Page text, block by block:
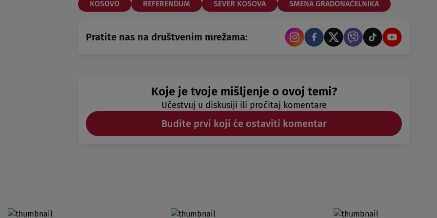
KOSOVO REFERENDUM SEVER KOSOVA SMENA GRADONAČELNIKA
Pratite nas na društvenim mrežama:
Koje je tvoje mišljenje o ovoj temi?
Učestvuj u diskusiji ili pročitaj komentare
Budite prvi koji će ostaviti komentar